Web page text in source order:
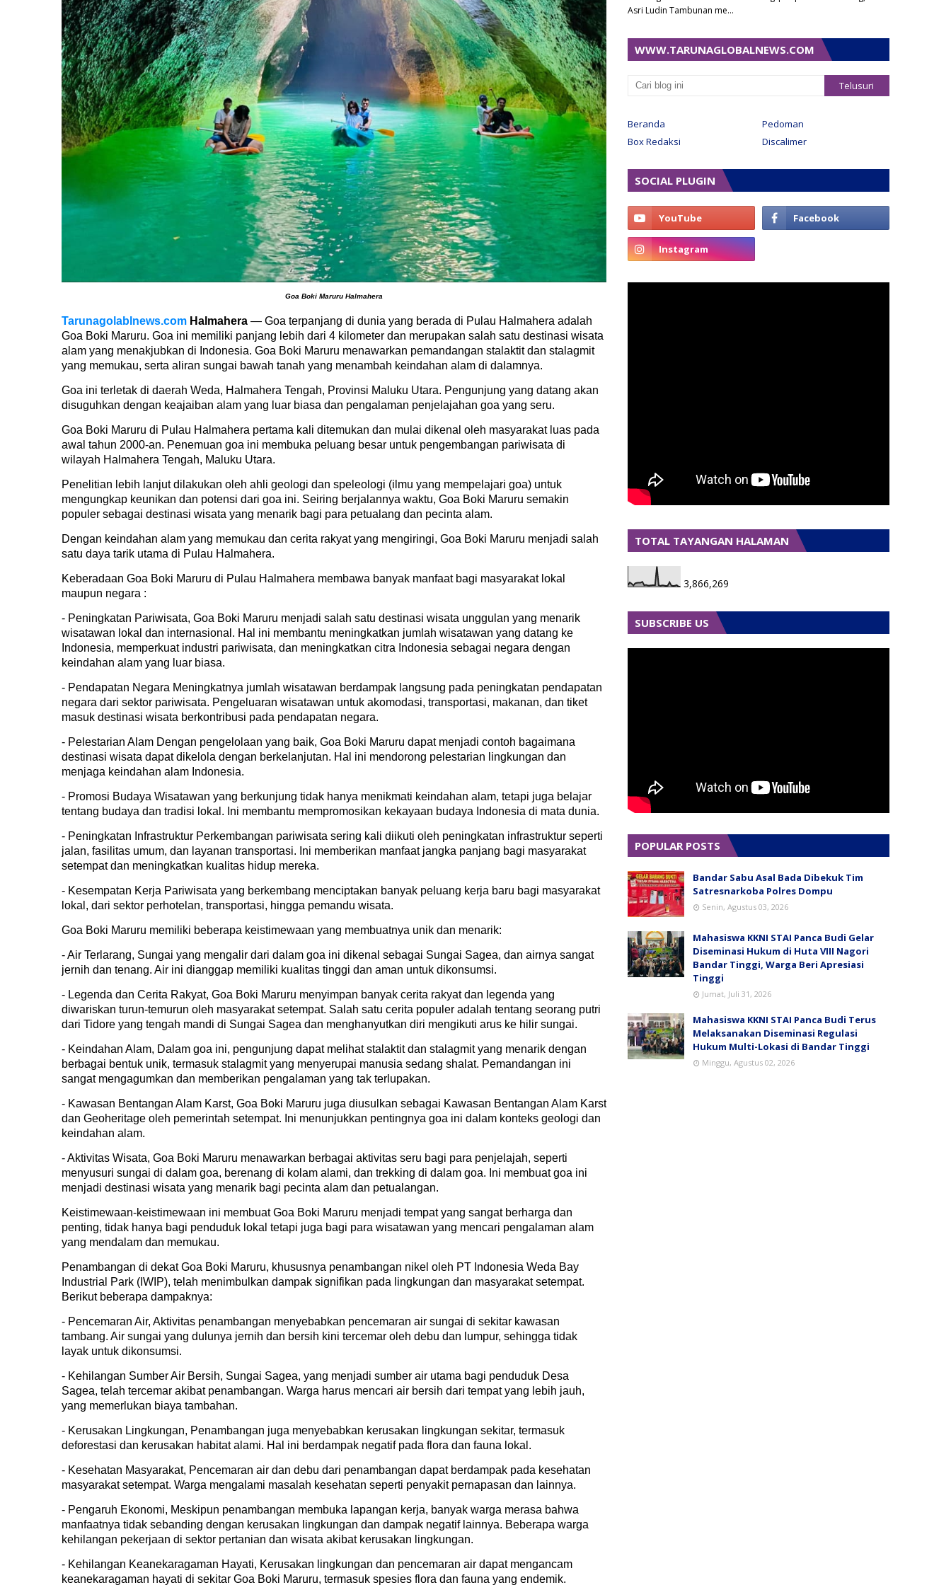
Goa Boki Maruru Halmahera
Tarunagolablnews.com Halmahera — Goa terpanjang di dunia yang berada di Pulau Halmahera adalah
Goa Boki Maruru. Goa ini memiliki panjang lebih dari 4 kilometer dan merupakan salah satu destinasi wisata
alam yang menakjubkan di Indonesia. Goa Boki Maruru menawarkan pemandangan stalaktit dan stalagmit
yang memukau, serta aliran sungai bawah tanah yang menambah keindahan alam di dalamnya.
Goa ini terletak di daerah Weda, Halmahera Tengah, Provinsi Maluku Utara. Pengunjung yang datang akan
disuguhkan dengan keajaiban alam yang luar biasa dan pengalaman penjelajahan goa yang seru.
Goa Boki Maruru di Pulau Halmahera pertama kali ditemukan dan mulai dikenal oleh masyarakat luas pada
awal tahun 2000-an. Penemuan goa ini membuka peluang besar untuk pengembangan pariwisata di
wilayah Halmahera Tengah, Maluku Utara.
Penelitian lebih lanjut dilakukan oleh ahli geologi dan speleologi (ilmu yang mempelajari goa) untuk
mengungkap keunikan dan potensi dari goa ini. Seiring berjalannya waktu, Goa Boki Maruru semakin
populer sebagai destinasi wisata yang menarik bagi para petualang dan pecinta alam.
Dengan keindahan alam yang memukau dan cerita rakyat yang mengiringi, Goa Boki Maruru menjadi salah
satu daya tarik utama di Pulau Halmahera.
Keberadaan Goa Boki Maruru di Pulau Halmahera membawa banyak manfaat bagi masyarakat lokal
maupun negara :
- Peningkatan Pariwisata, Goa Boki Maruru menjadi salah satu destinasi wisata unggulan yang menarik
wisatawan lokal dan internasional. Hal ini membantu meningkatkan jumlah wisatawan yang datang ke
Indonesia, memperkuat industri pariwisata, dan meningkatkan citra Indonesia sebagai negara dengan
keindahan alam yang luar biasa.
- Pendapatan Negara Meningkatnya jumlah wisatawan berdampak langsung pada peningkatan pendapatan
negara dari sektor pariwisata. Pengeluaran wisatawan untuk akomodasi, transportasi, makanan, dan tiket
masuk destinasi wisata berkontribusi pada pendapatan negara.
- Pelestarian Alam Dengan pengelolaan yang baik, Goa Boki Maruru dapat menjadi contoh bagaimana
destinasi wisata dapat dikelola dengan berkelanjutan. Hal ini mendorong pelestarian lingkungan dan
menjaga keindahan alam Indonesia.
- Promosi Budaya Wisatawan yang berkunjung tidak hanya menikmati keindahan alam, tetapi juga belajar
tentang budaya dan tradisi lokal. Ini membantu mempromosikan kekayaan budaya Indonesia di mata dunia.
- Peningkatan Infrastruktur Perkembangan pariwisata sering kali diikuti oleh peningkatan infrastruktur seperti
jalan, fasilitas umum, dan layanan transportasi. Ini memberikan manfaat jangka panjang bagi masyarakat
setempat dan meningkatkan kualitas hidup mereka.
- Kesempatan Kerja Pariwisata yang berkembang menciptakan banyak peluang kerja baru bagi masyarakat
lokal, dari sektor perhotelan, transportasi, hingga pemandu wisata.
Goa Boki Maruru memiliki beberapa keistimewaan yang membuatnya unik dan menarik:
- Air Terlarang, Sungai yang mengalir dari dalam goa ini dikenal sebagai Sungai Sagea, dan airnya sangat
jernih dan tenang. Air ini dianggap memiliki kualitas tinggi dan aman untuk dikonsumsi.
- Legenda dan Cerita Rakyat, Goa Boki Maruru menyimpan banyak cerita rakyat dan legenda yang
diwariskan turun-temurun oleh masyarakat setempat. Salah satu cerita populer adalah tentang seorang putri
dari Tidore yang tengah mandi di Sungai Sagea dan menghanyutkan diri mengikuti arus ke hilir sungai.
- Keindahan Alam, Dalam goa ini, pengunjung dapat melihat stalaktit dan stalagmit yang menarik dengan
berbagai bentuk unik, termasuk stalagmit yang menyerupai manusia sedang shalat. Pemandangan ini
sangat mengagumkan dan memberikan pengalaman yang tak terlupakan.
- Kawasan Bentangan Alam Karst, Goa Boki Maruru juga diusulkan sebagai Kawasan Bentangan Alam Karst
dan Geoheritage oleh pemerintah setempat. Ini menunjukkan pentingnya goa ini dalam konteks geologi dan
keindahan alam.
- Aktivitas Wisata, Goa Boki Maruru menawarkan berbagai aktivitas seru bagi para penjelajah, seperti
menyusuri sungai di dalam goa, berenang di kolam alami, dan trekking di dalam goa. Ini membuat goa ini
menjadi destinasi wisata yang menarik bagi pecinta alam dan petualangan.
Keistimewaan-keistimewaan ini membuat Goa Boki Maruru menjadi tempat yang sangat berharga dan
penting, tidak hanya bagi penduduk lokal tetapi juga bagi para wisatawan yang mencari pengalaman alam
yang mendalam dan memukau.
Penambangan di dekat Goa Boki Maruru, khususnya penambangan nikel oleh PT Indonesia Weda Bay
Industrial Park (IWIP), telah menimbulkan dampak signifikan pada lingkungan dan masyarakat setempat.
Berikut beberapa dampaknya:
- Pencemaran Air, Aktivitas penambangan menyebabkan pencemaran air sungai di sekitar kawasan
tambang. Air sungai yang dulunya jernih dan bersih kini tercemar oleh debu dan lumpur, sehingga tidak
layak untuk dikonsumsi.
- Kehilangan Sumber Air Bersih, Sungai Sagea, yang menjadi sumber air utama bagi penduduk Desa
Sagea, telah tercemar akibat penambangan. Warga harus mencari air bersih dari tempat yang lebih jauh,
yang memerlukan biaya tambahan.
- Kerusakan Lingkungan, Penambangan juga menyebabkan kerusakan lingkungan sekitar, termasuk
deforestasi dan kerusakan habitat alami. Hal ini berdampak negatif pada flora dan fauna lokal.
- Kesehatan Masyarakat, Pencemaran air dan debu dari penambangan dapat berdampak pada kesehatan
masyarakat setempat. Warga mengalami masalah kesehatan seperti penyakit pernapasan dan lainnya.
- Pengaruh Ekonomi, Meskipun penambangan membuka lapangan kerja, banyak warga merasa bahwa
manfaatnya tidak sebanding dengan kerusakan lingkungan dan dampak negatif lainnya. Beberapa warga
kehilangan pekerjaan di sektor pertanian dan wisata akibat kerusakan lingkungan.
- Kehilangan Keanekaragaman Hayati, Kerusakan lingkungan dan pencemaran air dapat mengancam
keanekaragaman hayati di sekitar Goa Boki Maruru, termasuk spesies flora dan fauna yang endemik.
Asri Ludin Tambunan me…
WWW.TARUNAGLOBALNEWS.COM
Beranda
Pedoman
Box Redaksi
Discalimer
SOCIAL PLUGIN
TOTAL TAYANGAN HALAMAN
3,866,269
SUBSCRIBE US
POPULAR POSTS
Bandar Sabu Asal Bada Dibekuk Tim
Satresnarkoba Polres Dompu
Senin, Agustus 03, 2026
Mahasiswa KKNI STAI Panca Budi Gelar
Diseminasi Hukum di Huta VIII Nagori
Bandar Tinggi, Warga Beri Apresiasi
Tinggi
Jumat, Juli 31, 2026
Mahasiswa KKNI STAI Panca Budi Terus
Melaksanakan Diseminasi Regulasi
Hukum Multi-Lokasi di Bandar Tinggi
Minggu, Agustus 02, 2026